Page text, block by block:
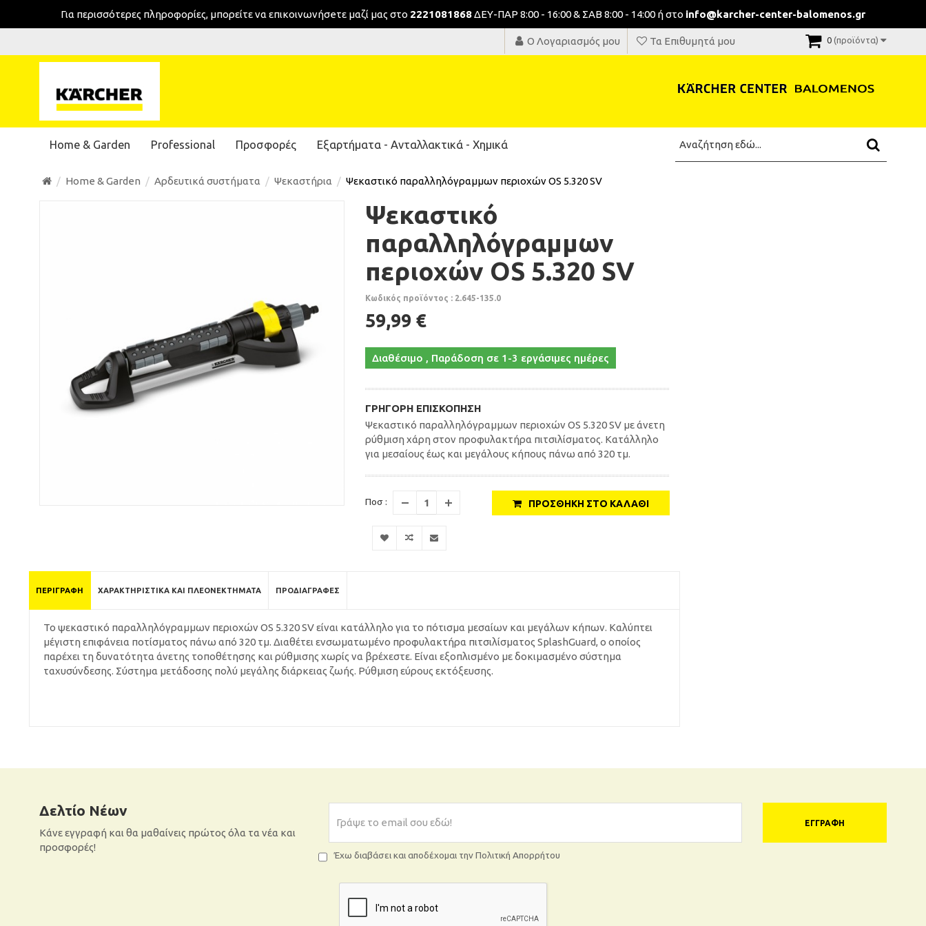
Για περισσότερες πληροφορίες, μπορείτε να επικοινωνήσeτε μαζί μας στο 2221081868ΔΕΥ-ΠΑΡ 8:00 - 16:00 & ΣΑΒ 8:00 - 14:00 ή στο info@karcher-center-balomenos.gr
Ο Λογαριασμός μου Τα Επιθυμητά μου 0 (προϊόντα)
Home & Garden Professional Προσφορές Εξαρτήματα - Ανταλλακτικά - Χημικά
Home & Garden Αρδευτικά συστήματα Ψεκαστήρια Ψεκαστικό παραλληλόγραμμων περιοχών OS 5.320 SV
Ψεκαστικό
παραλληλόγραμμων
περιοχών OS 5.320 SV
Κωδικός προϊόντος : 2.645-135.0
59,99 €
Διαθέσιμο , Παράδοση σε 1-3 εργάσιμες ημέρες
ΓΡΉΓΟΡΗ ΕΠΙΣΚΌΠΗΣΗ
Ψεκαστικό παραλληλόγραμμων περιοχών OS 5.320 SV με άνετη
ρύθμιση χάρη στον προφυλακτήρα πιτσιλίσματος. Κατάλληλο
για μεσαίους έως και μεγάλους κήπους πάνω από 320 τμ.
Ποσ : ΠΡΟΣΘΉΚΗ ΣΤΟ ΚΑΛΆΘΙ
ΠΕΡΙΓΡΑΦΉ ΧΑΡΑΚΤΗΡΙΣΤΙΚΆ ΚΑΙ ΠΛΕΟΝΕΚΤΉΜΑΤΑ ΠΡΟΔΙΑΓΡΑΦΈΣ
Το ψεκαστικό παραλληλόγραμμων περιοχών OS 5.320 SV είναι κατάλληλο για το πότισμα μεσαίων και μεγάλων κήπων. Καλύπτει
μέγιστη επιφάνεια ποτίσματος πάνω από 320 τμ. Διαθέτει ενσωματωμένο προφυλακτήρα πιτσιλίσματος SplashGuard, ο οποίος
παρέχει τη δυνατότητα άνετης τοποθέτησης και ρύθμισης χωρίς να βρέχεστε. Είναι εξοπλισμένο με δοκιμασμένο σύστημα
ταχυσύνδεσης. Σύστημα μετάδοσης πολύ μεγάλης διάρκειας ζωής. Ρύθμιση εύρους εκτόξευσης.
Δελτίο Νέων
Κάνε εγγραφή και θα μαθαίνεις πρώτος όλα τα νέα και
προσφορές!
ΕΓΓΡΑΦΉ
Έχω διαβάσει και αποδέχομαι την Πολιτική Απορρήτου